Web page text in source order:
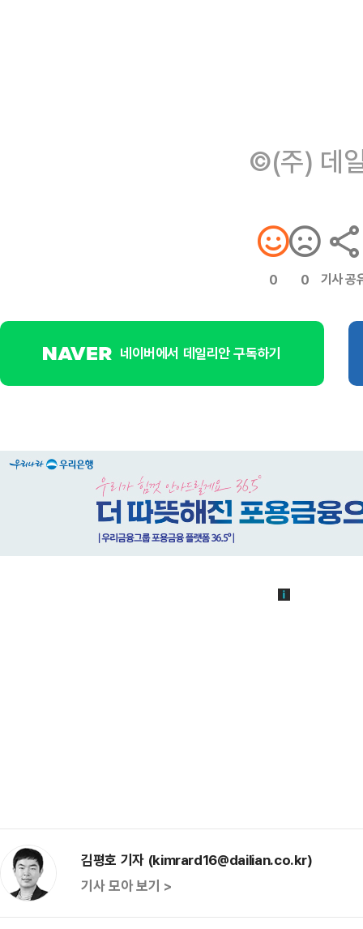
©(주) 데
0 0 기사 공
네이버에서 데일리안 구독하기
김평호 기자 (kimrard16@dailian.co.kr)
기사 모아 보기 >